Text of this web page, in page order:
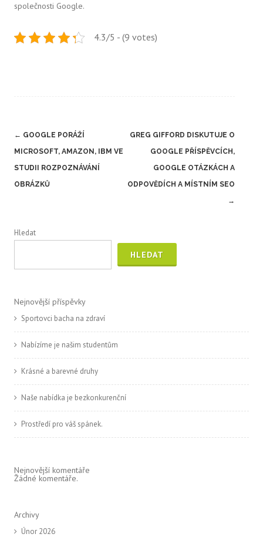
společnosti Google.
4.3/5 - (9 votes)
Post
navigation
← GOOGLE PORÁŽÍ
MICROSOFT, AMAZON, IBM VE
STUDII ROZPOZNÁVÁNÍ
OBRÁZKŮ
GREG GIFFORD DISKUTUJE O
GOOGLE PŘÍSPĚVCÍCH,
GOOGLE OTÁZKÁCH A
ODPOVĚDÍCH A MÍSTNÍM SEO
→
Hledat
HLEDAT
Nejnovější příspěvky
Sportovci bacha na zdraví
Nabízíme je našim studentům
Krásné a barevné druhy
Naše nabídka je bezkonkurenční
Prostředí pro váš spánek.
Nejnovější komentáře
Žádné komentáře.
Archivy
Únor 2026